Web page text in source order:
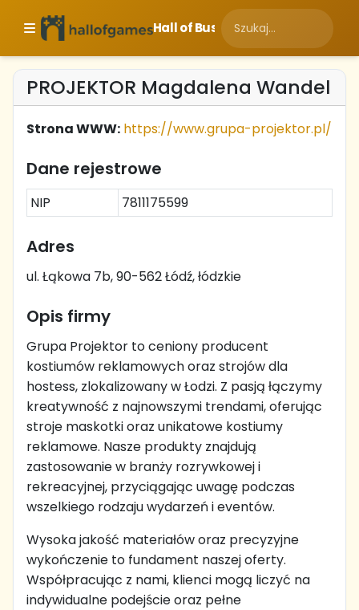
Hall of Business
PROJEKTOR Magdalena Wandel
Strona WWW: https://www.grupa-projektor.pl/
Dane rejestrowe
NIP 7811175599
Adres
ul. Łąkowa 7b, 90-562 Łódź, łódzkie
Opis firmy
Grupa Projektor to ceniony producent
kostiumów reklamowych oraz strojów dla
hostess, zlokalizowany w Łodzi. Z pasją łączymy
kreatywność z najnowszymi trendami, oferując
stroje maskotki oraz unikatowe kostiumy
reklamowe. Nasze produkty znajdują
zastosowanie w branży rozrywkowej i
rekreacyjnej, przyciągając uwagę podczas
wszelkiego rodzaju wydarzeń i eventów.
Wysoka jakość materiałów oraz precyzyjne
wykończenie to fundament naszej oferty.
Współpracując z nami, klienci mogą liczyć na
indywidualne podejście oraz pełne